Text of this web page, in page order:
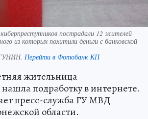
пострадали 12 жителей
из которых похитили деньги с банковской
Перейти в Фотобанк КП
жительница
подработку в интернете.
пресс-служба ГУ МВД
области.